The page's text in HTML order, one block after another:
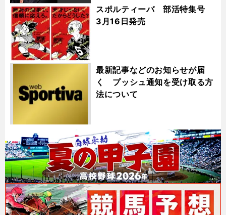
スポルティーバ 部活特集号
3月16日発売
最新記事などのお知らせが届
く プッシュ通知を受け取る方
法について